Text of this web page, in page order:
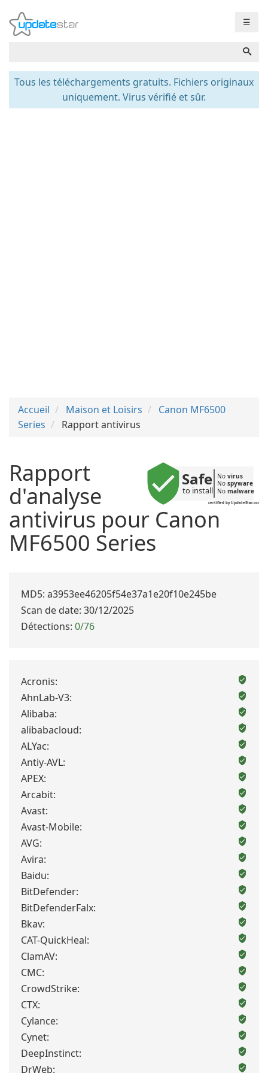
☰
Tous les téléchargements gratuits. Fichiers originaux
uniquement. Virus vérifié et sûr.
Accueil Maison et Loisirs
Canon MF6500
Series
Rapport antivirus
certified by UpdateStar.com
Safe
to install
No virus
No spyware
No malware
Rapport
d'analyse
antivirus pour Canon
MF6500 Series
MD5: a3953ee46205f54e37a1e20f10e245be
Scan de date: 30/12/2025
Détections: 0/76
Acronis:
AhnLab-V3:
Alibaba:
alibabacloud:
ALYac:
Antiy-AVL:
APEX:
Arcabit:
Avast:
Avast-Mobile:
AVG:
Avira:
Baidu:
BitDefender:
BitDefenderFalx:
Bkav:
CAT-QuickHeal:
ClamAV:
CMC:
CrowdStrike:
CTX:
Cylance:
Cynet:
DeepInstinct:
DrWeb: